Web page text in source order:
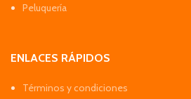
Peluquería
ENLACES RÁPIDOS
Términos y condiciones